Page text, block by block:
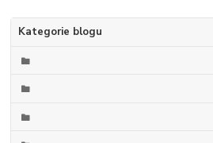
Kategorie blogu